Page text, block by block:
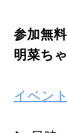
参加無
明菜ち
イベン